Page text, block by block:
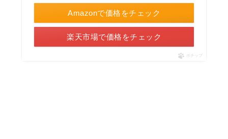
Amazonで価格をチェック
楽天市場で価格をチェック
ポチップ